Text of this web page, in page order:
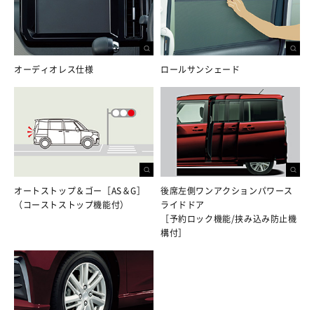
オーディオレス仕様 ロールサンシェード
オートストップ＆ゴー［AS＆G］
（コーストストップ機能付）
後席左側ワンアクションパワース
ライドドア
［予約ロック機能/挟み込み防止機
構付］